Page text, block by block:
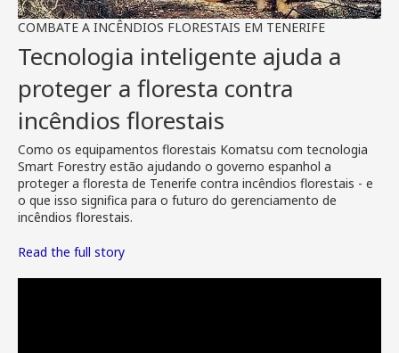
COMBATE A INCÊNDIOS FLORESTAIS EM TENERIFE
Tecnologia inteligente ajuda a
proteger a floresta contra
incêndios florestais
Como os equipamentos florestais Komatsu com tecnologia
Smart Forestry estão ajudando o governo espanhol a
proteger a floresta de Tenerife contra incêndios florestais - e
o que isso significa para o futuro do gerenciamento de
incêndios florestais.
Read the full story